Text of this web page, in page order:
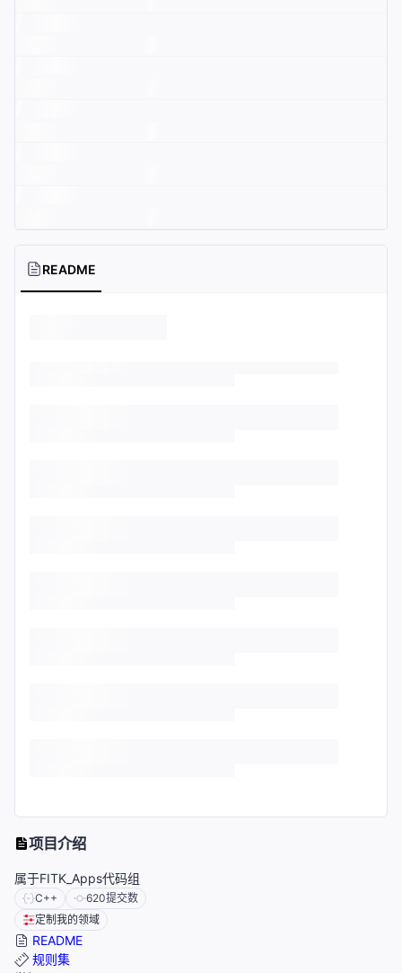
README
项目介绍
属于FITK_Apps代码组
C++ 620提交数
定制我的领域
README
规则集